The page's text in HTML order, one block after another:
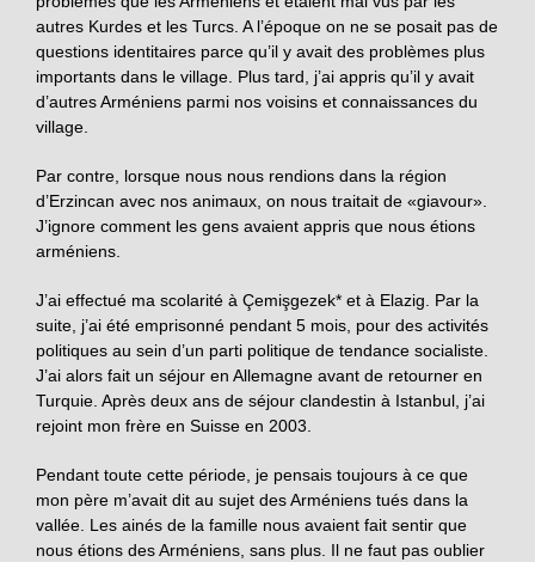
autres Kurdes et les Turcs. A l’époque on ne se posait pas de
questions identitaires parce qu’il y avait des problèmes plus
importants dans le village. Plus tard, j’ai appris qu’il y avait
d’autres Arméniens parmi nos voisins et connaissances du
village.
Par contre, lorsque nous nous rendions dans la région
d’Erzincan avec nos animaux, on nous traitait de «giavour».
J’ignore comment les gens avaient appris que nous étions
arméniens.
J’ai effectué ma scolarité à Çemişgezek* et à Elazig. Par la
suite, j’ai été emprisonné pendant 5 mois, pour des activités
politiques au sein d’un parti politique de tendance socialiste.
J’ai alors fait un séjour en Allemagne avant de retourner en
Turquie. Après deux ans de séjour clandestin à Istanbul, j’ai
rejoint mon frère en Suisse en 2003.
Pendant toute cette période, je pensais toujours à ce que
mon père m’avait dit au sujet des Arméniens tués dans la
vallée. Les ainés de la famille nous avaient fait sentir que
nous étions des Arméniens, sans plus. Il ne faut pas oublier